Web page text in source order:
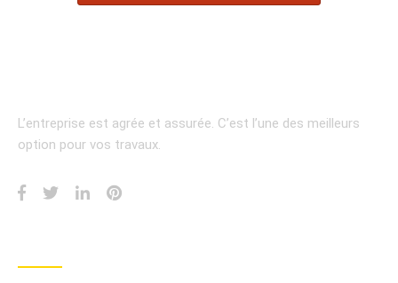
L’entreprise est agrée et assurée. C’est l’une des meilleurs
option pour vos travaux.